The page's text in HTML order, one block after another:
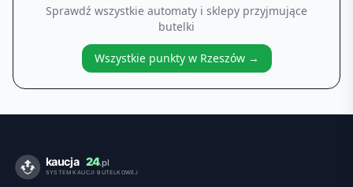
Sprawdź wszystkie automaty i sklepy przyjmujące
butelki
Wszystkie punkty w Rzeszów→